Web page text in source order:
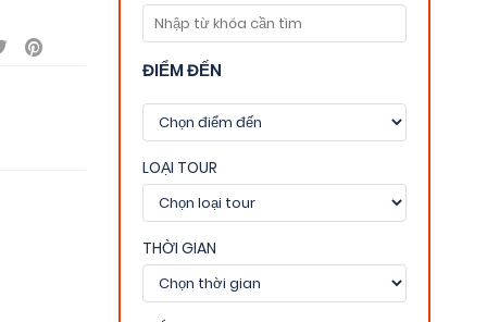
ĐIỂM ĐẾN
LOẠI TOUR
THỜI GIAN